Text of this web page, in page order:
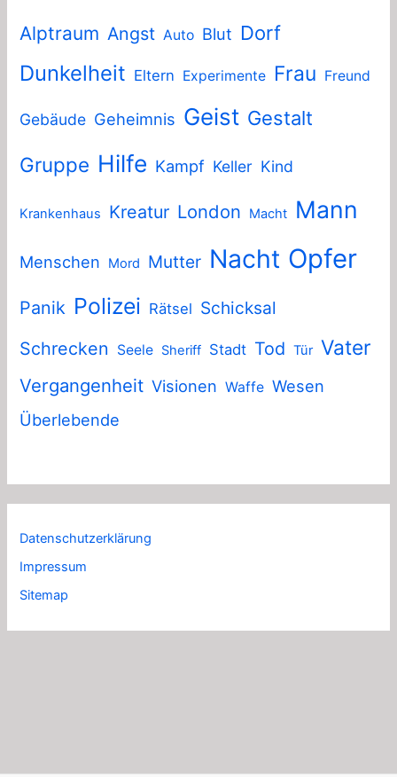
Alptraum Angst Auto Blut Dorf
Dunkelheit Eltern Experimente Frau Freund
Gebäude Geheimnis Geist Gestalt
Gruppe Hilfe Kampf Keller Kind
Krankenhaus Kreatur London Macht Mann
Menschen Mord Mutter Nacht Opfer
Panik Polizei Rätsel Schicksal
Schrecken
Seele Sheriff Stadt Tod Tür Vater
Vergangenheit Visionen Waffe Wesen
Überlebende
Datenschutzerklärung
Impressum
Sitemap